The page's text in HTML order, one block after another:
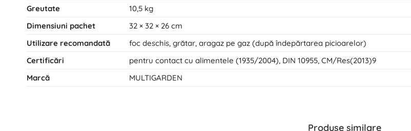
Greutate
10,5 kg
Dimensiuni pachet
32 × 32 × 26 cm
Utilizare recomandată
foc deschis, grătar, aragaz pe gaz (după îndepărtarea picioarelor)
Certificări
pentru contact cu alimentele (1935/2004), DIN 10955, CM/Res(2013)9
Marcă
MULTIGARDEN
Produse similare